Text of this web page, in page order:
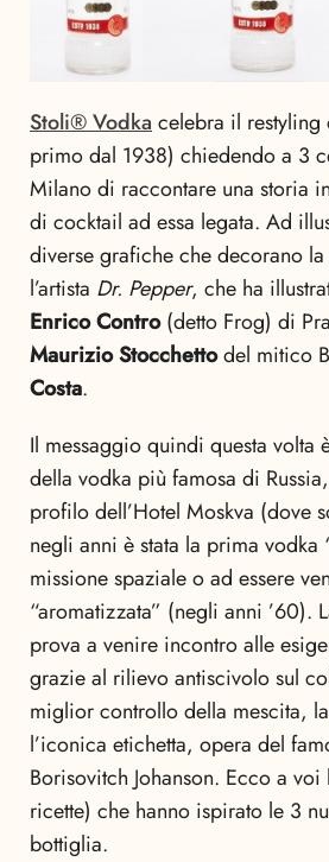
Stoli® Vodka celebra il
primo dal 1938) chiedendo a 3
Milano di raccontare una storia
di cocktail ad essa legata. Ad
diverse grafiche che decorano
l’artista Dr. Pepper, che ha
Enrico Contro(detto Frog) di
Maurizio Stocchettodel mitico
Costa.
Il messaggio quindi questa volta
della vodka più famosa di
profilo dell’Hotel Moskva (dove
negli anni è stata la prima vodka
missione spaziale o ad essere
“aromatizzata” (negli anni ’60).
prova a venire incontro alle
grazie al rilievo antiscivolo sul
miglior controllo della mescita,
l’iconica etichetta, opera del
Borisovitch Johanson. Ecco a
ricette) che hanno ispirato le 3
bottiglia.